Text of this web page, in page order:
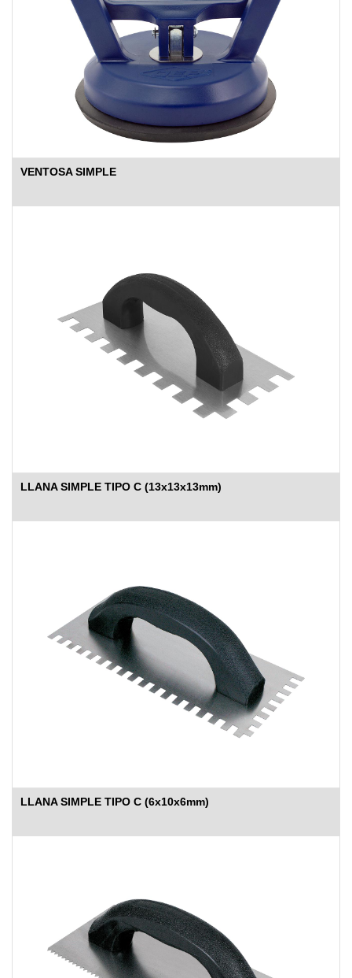
VENTOSA SIMPLE
LLANA SIMPLE TIPO C (13x13x13mm)
LLANA SIMPLE TIPO C (6x10x6mm)